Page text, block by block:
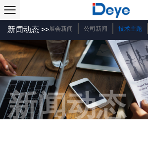
新闻动态 >>展会新闻 公司新闻 技术主题
新闻动态